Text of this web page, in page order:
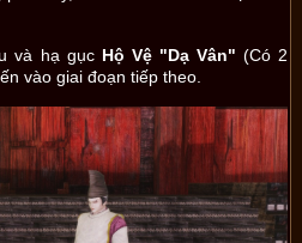
và hạ gục Hộ Vệ "Dạ Vân" (Có 2
vào giai đoạn tiếp theo.